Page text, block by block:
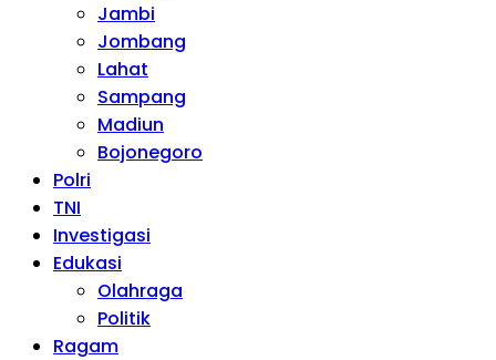
Jambi
Jombang
Lahat
Sampang
Madiun
Bojonegoro
Polri
TNI
Investigasi
Edukasi
Olahraga
Politik
Ragam